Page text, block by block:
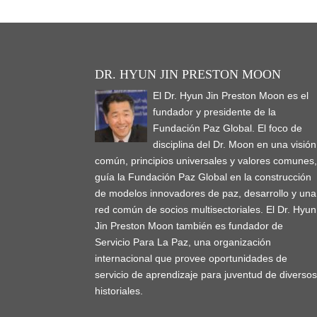
DR. HYUN JIN PRESTON MOON
El Dr. Hyun Jin Preston Moon es el
fundador y presidente de la
Fundación Paz Global. El foco de
disciplina del Dr. Moon en una visión
común, principios universales y valores comunes,
guía la Fundación Paz Global en la construcción
de modelos innovadores de paz, desarrollo y una
red común de socios multisectoriales. El Dr. Hyun
Jin Preston Moon también es fundador de
Servicio Para La Paz, una organización
internacional que provee oportunidades de
servicio de aprendizaje para juventud de diversos
historiales.